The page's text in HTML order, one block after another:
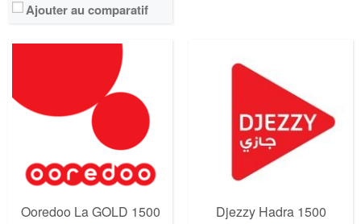
Ajouter au comparatif
Ooredoo La GOLD 1500 Djezzy Hadra 1500
Djezzy Confort
Prix: 3000 DA
800 min
Internet:80 Go
View Details →
Operateur:Ooredoo
Ooredoo GOLD 1000
1000 DA
2000 DA
Prépayé ( Achat 1500 DA )
20 GO ( 12 Premiers mois / Après 15 GO par mois )
View Details →